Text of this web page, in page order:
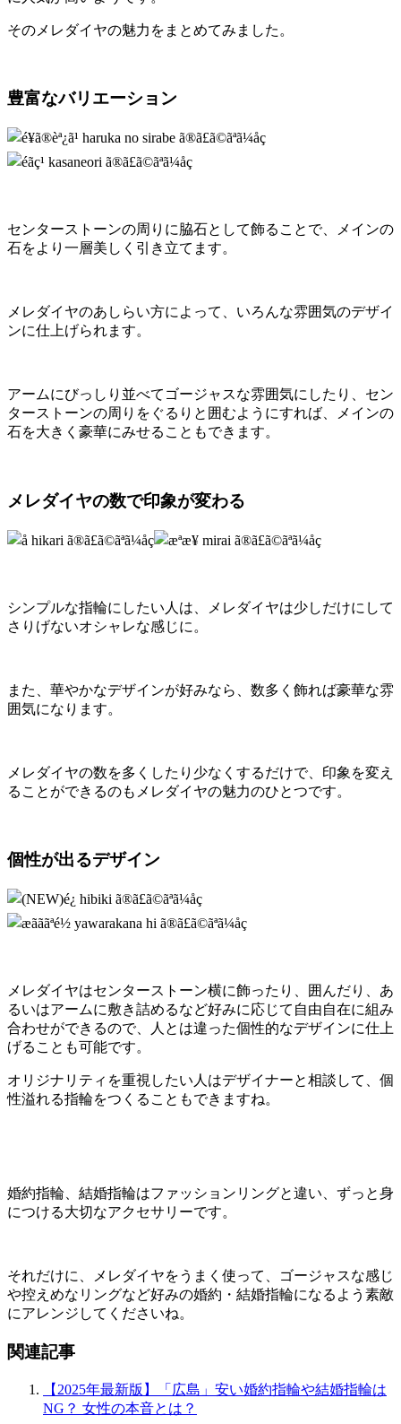
そのメレダイヤの魅力をまとめてみました。
豊富なバリエーション
センターストーンの周りに脇石として飾ることで、メインの
石をより一層美しく引き立てます。
メレダイヤのあしらい方によって、いろんな雰囲気のデザイ
ンに仕上げられます。
アームにびっしり並べてゴージャスな雰囲気にしたり、セン
ターストーンの周りをぐるりと囲むようにすれば、メインの
石を大きく豪華にみせることもできます。
メレダイヤの数で印象が変わる
シンプルな指輪にしたい人は、メレダイヤは少しだけにして
さりげないオシャレな感じに。
また、華やかなデザインが好みなら、数多く飾れば豪華な雰
囲気になります。
メレダイヤの数を多くしたり少なくするだけで、印象を変え
ることができるのもメレダイヤの魅力のひとつです。
個性が出るデザイン
メレダイヤはセンターストーン横に飾ったり、囲んだり、あ
るいはアームに敷き詰めるなど好みに応じて自由自在に組み
合わせができるので、人とは違った個性的なデザインに仕上
げることも可能です。
オリジナリティを重視したい人はデザイナーと相談して、個
性溢れる指輪をつくることもできますね。
婚約指輪、結婚指輪はファッションリングと違い、ずっと身
につける大切なアクセサリーです。
それだけに、メレダイヤをうまく使って、ゴージャスな感じ
や控えめなリングなど好みの婚約・結婚指輪になるよう素敵
にアレンジしてくださいね。
関連記事
【2025年最新版】「広島」安い婚約指輪や結婚指輪は
NG？ 女性の本音とは？